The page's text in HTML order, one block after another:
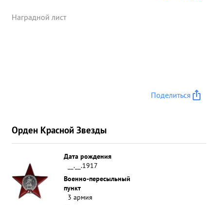
Наградной лист
Поделиться
Орден Красной Звезды
Дата рождения
__.__.1917
Военно-пересыльный
пункт
3 армия